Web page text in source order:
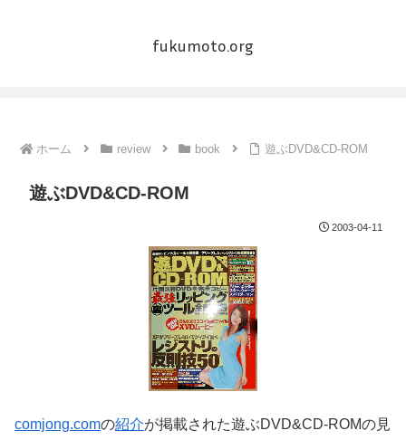
fukumoto.org
ホーム review book 遊ぶDVD&CD-ROM
遊ぶDVD&CD-ROM
2003-04-11
comjong.comの紹介が掲載された遊ぶDVD&CD-ROMの見